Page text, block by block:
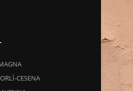
CESENA